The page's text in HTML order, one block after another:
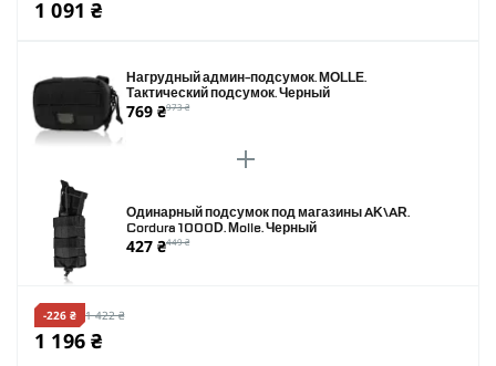
1 091 ₴
Нагрудный админ-подсумок. MOLLE.
Тактический подсумок. Черный
769 ₴973 ₴
Одинарный подсумок под магазины AK\AR.
Cordura 1000D. Molle. Черный
427 ₴449 ₴
-226 ₴ 1 422 ₴
1 196 ₴